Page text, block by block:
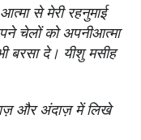
से मेरी रहनुमाई
चेलों को अपनीआत्मा
बरसा दे। यीशु मसीह
और अंदाज़ में लिखे